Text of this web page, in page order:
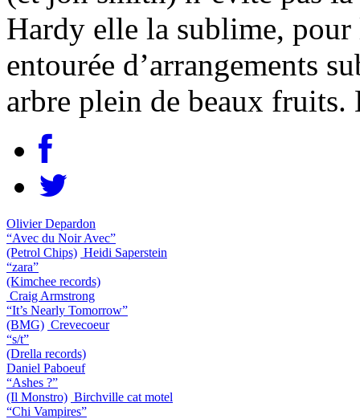
Hardy elle la sublime, pour
entourée d’arrangements
arbre plein de beaux
Olivier Depardon
“Avec du Noir Avec”
(Petrol Chips) Heidi Saperstein
“zara”
(Kimchee records)
Craig Armstrong
“It’s Nearly Tomorrow”
(BMG) Crevecoeur
“s/t”
(Drella records)
Daniel Paboeuf
“Ashes ?”
(Il Monstro) Birchville cat motel
“Chi Vampires”